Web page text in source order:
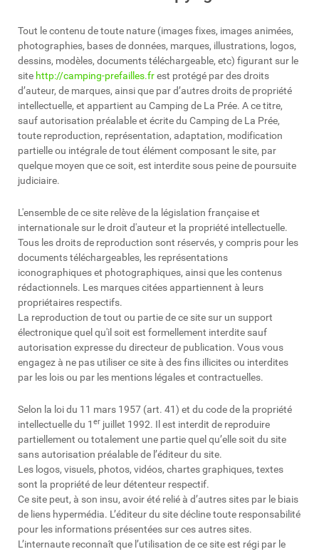
Tout le contenu de toute nature (images fixes, images animées,
photographies, bases de données, marques, illustrations, logos,
dessins, modèles, documents téléchargeable, etc) figurant sur le
site http://camping-prefailles.frest protégé par des droits
d’auteur, de marques, ainsi que par d’autres droits de propriété
intellectuelle, et appartient au Camping de La Prée. A ce titre,
sauf autorisation préalable et écrite du Camping de La Prée,
toute reproduction, représentation, adaptation, modification
partielle ou intégrale de tout élément composant le site, par
quelque moyen que ce soit, est interdite sous peine de poursuite
judiciaire.
L'ensemble de ce site relève de la législation française et
internationale sur le droit d'auteur et la propriété intellectuelle.
Tous les droits de reproduction sont réservés, y compris pour les
documents téléchargeables, les représentations
iconographiques et photographiques, ainsi que les contenus
rédactionnels. Les marques citées appartiennent à leurs
propriétaires respectifs.
La reproduction de tout ou partie de ce site sur un support
électronique quel qu'il soit est formellement interdite sauf
autorisation expresse du directeur de publication. Vous vous
engagez à ne pas utiliser ce site à des fins illicites ou interdites
par les lois ou par les mentions légales et contractuelles.
Selon la loi du 11 mars 1957 (art. 41) et du code de la propriété
intellectuelle du 1 er juillet 1992. Il est interdit de reproduire
partiellement ou totalement une partie quel qu’elle soit du site
sans autorisation préalable de l’éditeur du site.
Les logos, visuels, photos, vidéos, chartes graphiques, textes
sont la propriété de leur détenteur respectif.
Ce site peut, à son insu, avoir été relié à d’autres sites par le biais
de liens hypermédia. L’éditeur du site décline toute responsabilité
pour les informations présentées sur ces autres sites.
L’internaute reconnaît que l’utilisation de ce site est régi par le